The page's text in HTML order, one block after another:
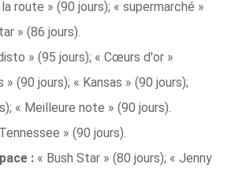
route » (90 jours); « supermarché »
» (86 jours).
» (95 jours); « Cœurs d'or »
» (90 jours); « Kansas » (90 jours);
« Meilleure note » (90 jours).
» (90 jours).
: « Bush Star » (80 jours); « Jenny